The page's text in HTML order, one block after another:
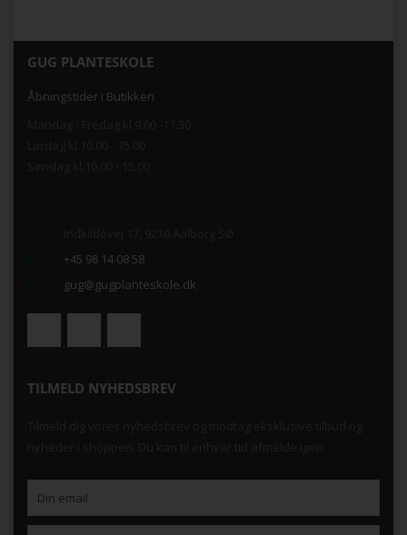
GUG PLANTESKOLE
Åbningstider i Butikken
+45 98 14 08 58
gug@gugplanteskole.dk
TILMELD NYHEDSBREV